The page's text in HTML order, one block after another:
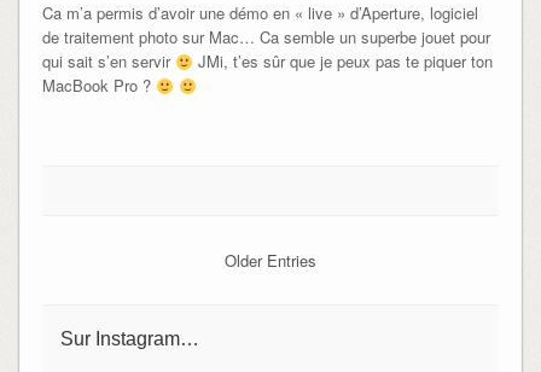
Ca m’a permis d’avoir une démo en « live » d’Aperture, logiciel
de traitement photo sur Mac… Ca semble un superbe jouet pour
qui sait s’en servir
JMi, t’es sûr que je peux pas te piquer ton
MacBook Pro ?
Older Entries
Sur Instagram…